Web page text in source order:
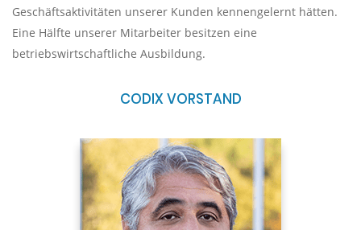
Geschäftsaktivitäten unserer Kunden kennengelernt hätten.
Eine Hälfte unserer Mitarbeiter besitzen eine
betriebswirtschaftliche Ausbildung.
CODIX VORSTAND